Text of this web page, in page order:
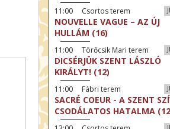
11:00 Csortos terem
NOUVELLE VAGUE – AZ ÚJ
HULLÁM (16)
11:00 Törőcsik Mari terem
DICSÉRJÜK SZENT LÁSZLÓ
KIRÁLYT! (12)
11:00 Fábri terem
SACRÉ COEUR - A SZENT
CSODÁLATOS HATALMA